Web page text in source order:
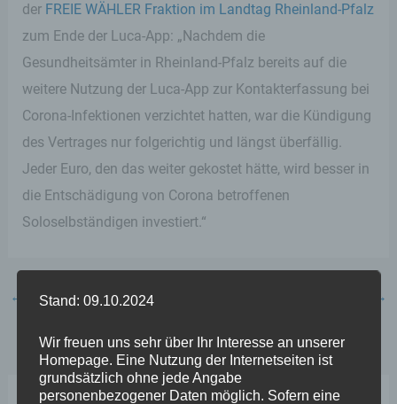
der FREIE WÄHLER Fraktion im Landtag Rheinland-Pfalz
zum Ende der Luca-App: „Nachdem die
Gesundheitsämter in Rheinland-Pfalz bereits auf die
weitere Nutzung der Luca-App zur Kontakterfassung bei
Corona-Infektionen verzichtet hatten, war die Kündigung
des Vertrages nur folgerichtig und längst überfällig.
Jeder Euro, den das weiter gekostet hätte, wird besser in
die Entschädigung von Corona betroffenen
Soloselbständigen investiert.“
← Vorheriger Beitrag →
Stand: 09.10.2024
Wir freuen uns sehr über Ihr Interesse an unserer
Homepage. Eine Nutzung der Internetseiten ist
grundsätzlich ohne jede Angabe
personenbezogener Daten möglich. Sofern eine